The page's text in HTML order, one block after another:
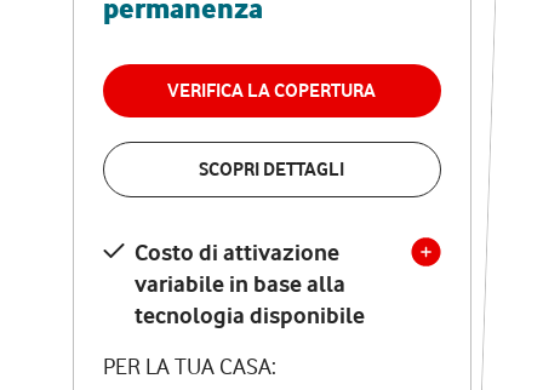
permanenza
VERIFICA LA COPERTURA
SCOPRI DETTAGLI
Costo di attivazione
variabile in base alla
tecnologia disponibile
PER LA TUA CASA:
permanenza
VERIFICA LA COPERTURA
Costo di attivazione
variabile in base alla
tecnologia disponibile
PER LA TUA CASA: